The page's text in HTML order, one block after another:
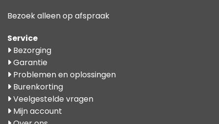
Bezoek alleen op afspraak
Service
Bezorging
Garantie
Problemen en oplossingen
Burenkorting
Veelgestelde vragen
Mijn account